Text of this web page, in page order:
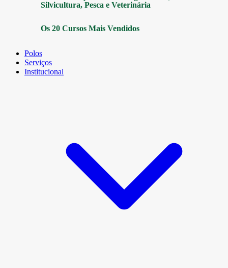
Silvicultura, Pesca e Veterinária
Os 20 Cursos Mais Vendidos
Polos
Serviços
Institucional